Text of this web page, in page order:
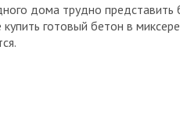
дома трудно
готовый бетон в